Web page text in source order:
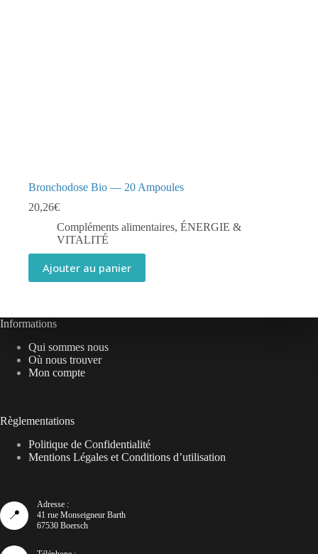
Bronchodose Bio — 20 Ampoules
20,26€
Compléments alimentaires, ÉNERGIE &
VITALITÉ
Ajouter au panier
Informations
Qui sommes nous
Où nous trouver
Mon compte
Règlementations
Politique de Confidentialité
Mentions Légales et Conditions d’utilisation
📍
Adresse :
41 rue Monseigneur Barth
67530 Boersch